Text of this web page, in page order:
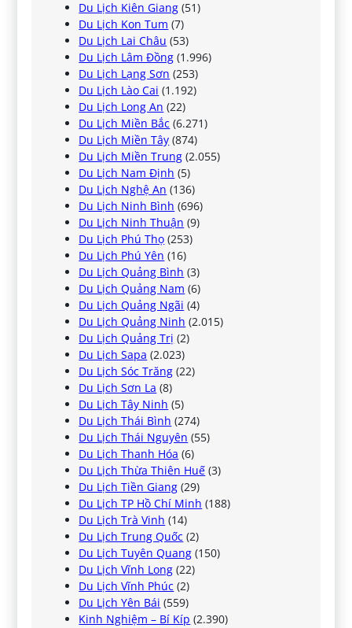
Du Lịch Kiên Giang (51)
Du Lịch Kon Tum (7)
Du Lịch Lai Châu (53)
Du Lịch Lâm Đồng (1.996)
Du Lịch Lạng Sơn (253)
Du Lịch Lào Cai (1.192)
Du Lịch Long An (22)
Du Lịch Miền Bắc (6.271)
Du Lịch Miền Tây (874)
Du Lịch Miền Trung (2.055)
Du Lịch Nam Định (5)
Du Lịch Nghệ An (136)
Du Lịch Ninh Bình (696)
Du Lịch Ninh Thuận (9)
Du Lịch Phú Thọ (253)
Du Lịch Phú Yên (16)
Du Lịch Quảng Bình (3)
Du Lịch Quảng Nam (6)
Du Lịch Quảng Ngãi (4)
Du Lịch Quảng Ninh (2.015)
Du Lịch Quảng Trị (2)
Du Lịch Sapa (2.023)
Du Lịch Sóc Trăng (22)
Du Lịch Sơn La (8)
Du Lịch Tây Ninh (5)
Du Lịch Thái Bình (274)
Du Lịch Thái Nguyên (55)
Du Lịch Thanh Hóa (6)
Du Lịch Thừa Thiên Huế (3)
Du Lịch Tiền Giang (29)
Du Lịch TP Hồ Chí Minh (188)
Du Lịch Trà Vinh (14)
Du Lịch Trung Quốc (2)
Du Lịch Tuyên Quang (150)
Du Lịch Vĩnh Long (22)
Du Lịch Vĩnh Phúc (2)
Du Lịch Yên Bái (559)
Kinh Nghiệm – Bí Kíp (2.390)